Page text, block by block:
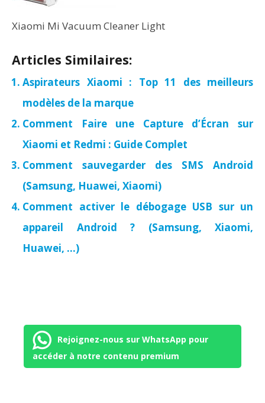
Xiaomi Mi Vacuum Cleaner Light
Articles Similaires:
Aspirateurs Xiaomi : Top 11 des meilleurs
modèles de la marque
Comment Faire une Capture d’Écran sur
Xiaomi et Redmi : Guide Complet
Comment sauvegarder des SMS Android
(Samsung, Huawei, Xiaomi)
Comment activer le débogage USB sur un
appareil Android ? (Samsung, Xiaomi,
Huawei, …)
Rejoignez-nous sur WhatsApp pour
accéder à notre contenu premium